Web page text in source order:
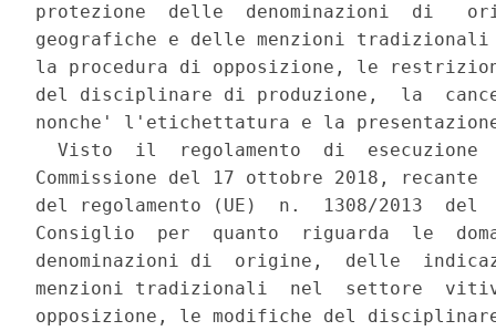
protezione  delle  denominazioni  di
geografiche e delle menzioni
la procedura di opposizione, le
del disciplinare di produzione,  la
nonche' l'etichettatura e la
Visto  il  regolamento  di  esecuzione
Commissione del 17 ottobre 2018,
del regolamento (UE)  n.  1308/2013  del
Consiglio  per  quanto  riguarda  le
denominazioni di  origine,  delle
menzioni tradizionali  nel  settore
opposizione, le modifiche del